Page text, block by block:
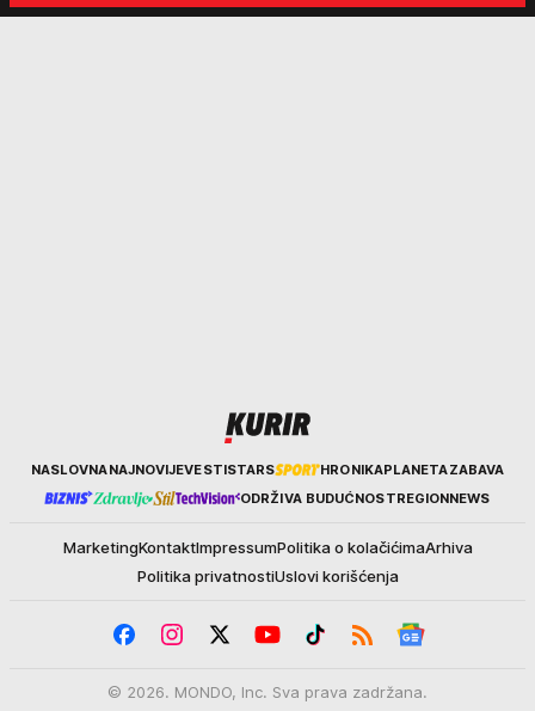
KurirNASLOVNANAJNOVIJEVESTISTARS HRONIKAPLANETAZABAVA
ODRŽIVA BUDUĆNOSTREGIONNEWS
MarketingKontaktImpressumPolitika o kolačićimaArhiva
Politika privatnostiUslovi korišćenja
© 2026. MONDO, Inc. Sva prava zadržana.